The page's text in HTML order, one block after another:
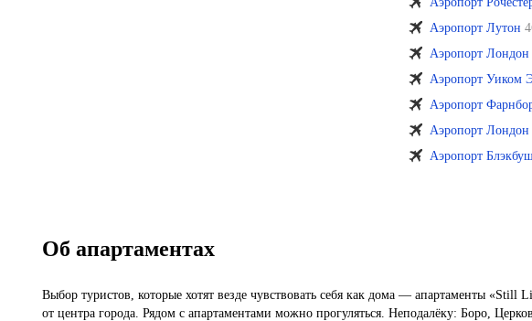
Аэропорт Лутон
Аэропорт Лондон
Аэропорт Уиком
Аэропорт
Аэропорт Лондон
Аэропорт
Об апартаментах
Выбор туристов, которые хотят везде чувствовать себя как дома — апартаменты
от центра города. Рядом с апартаментами можно прогуляться. Неподалёку: Боро,